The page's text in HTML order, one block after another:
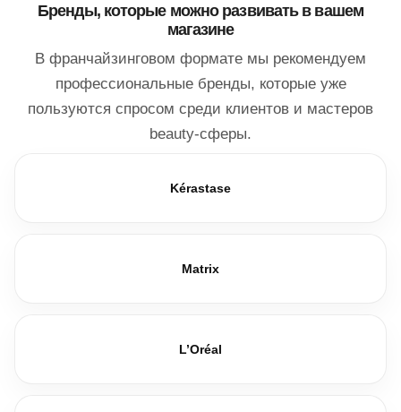
Бренды, которые можно развивать в вашем
магазине
В франчайзинговом формате мы рекомендуем
профессиональные бренды, которые уже
пользуются спросом среди клиентов и мастеров
beauty-сферы.
Kérastase
Matrix
L’Oréal